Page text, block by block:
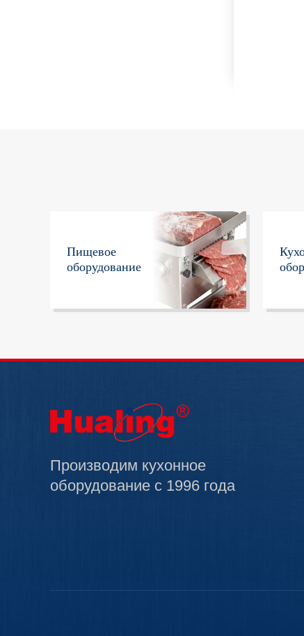
Пищевое
оборудование
Производим кухонное
оборудование с 1996 года